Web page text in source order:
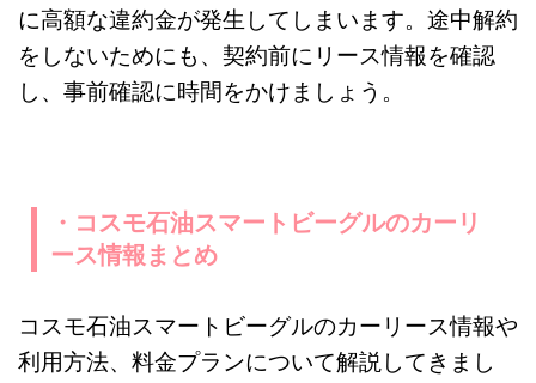
に高額な違約金が発生してしまいます。途中解約
をしないためにも、契約前にリース情報を確認
し、事前確認に時間をかけましょう。
・コスモ石油スマートビーグルのカーリ
ース情報まとめ
コスモ石油スマートビーグルのカーリース情報や
利用方法、料金プランについて解説してきまし